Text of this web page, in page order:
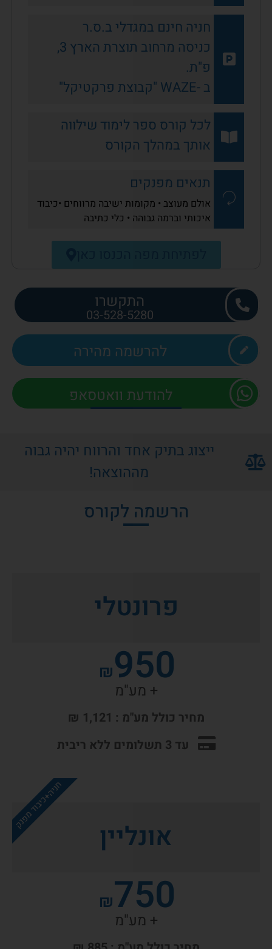
חניה חינם במגדלי ב.ס.ר
כניסה מרחוב תוצרת הארץ 3,
פ"ת.
ב -WAZE "קבוצת פרקטיקל"
לכל קורס ספר לימוד שילווה
אותך במהלך הקורס
תנאים מפנקים
אולם מעוצב • מקומות ישיבה מרווחים •כיבוד
איכותי וברמה גבוהה • כלי כתיבה
התקשרו
03-528-5280
להרשמה מהירה
להודעת וואטסאפ
ייצוג בתיק אחד והרווח יהיה גבוה
מההוצאה!
הרשמה לקורס
פרונטלי
₪950
+ מע"מ
מחיר כולל מע"מ : 1,121 ₪
עד 3 תשלומים ללא ריבית
חניה+כיבוד מפנק
אונליין
₪750
+ מע"מ